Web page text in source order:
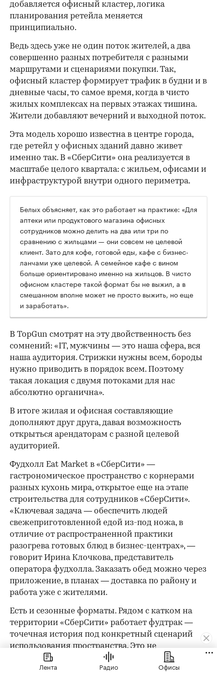
добавляется офисный кластер, логика
планирования ретейла меняется
принципиально.
Ведь здесь уже не один поток жителей, а два
совершенно разных потребителя с разными
маршрутами и сценариями покупки. Так,
офисный кластер формирует трафик в будни и в
дневные часы, то самое время, когда в чисто
жилых комплексах на первых этажах тишина.
Жители добавляют вечерний и выходной поток.
Эта модель хорошо известна в центре города,
где ретейл у офисных зданий давно живет
именно так. В «СберСити» она реализуется в
масштабе целого квартала: с жильем, офисами и
инфраструктурой внутри одного периметра.
Белых объясняет, как это работает на практике: «Для
аптеки или продуктового магазина офисных
сотрудников можно делить на два или три по
сравнению с жильцами — они совсем не целевой
клиент. Зато для кофе, готовой еды, кафе с бизнес-
ланчами уже целевой. А семейное кафе с вином
больше ориентировано именно на жильцов. В чисто
офисном кластере такой формат бы не выжил, а в
смешанном вполне может не просто выжить, но еще
и заработать».
В TopGun смотрят на эту двойственность без
сомнений: «IT, мужчины — это наша сфера, вся
наша аудитория. Стрижки нужны всем, бороды
нужно приводить в порядок всем. Поэтому
такая локация с двумя потоками для нас
абсолютно органична».
В итоге жилая и офисная составляющие
дополняют друг друга, давая возможность
открыться арендаторам с разной целевой
аудиторией.
Фудхолл Eat Market в «СберСити» —
гастрономическое пространство с корнерами
разных кухонь мира, открытое еще на этапе
строительства для сотрудников «СберСити».
«Ключевая задача — обеспечить людей
свежеприготовленной едой из-под ножа, в
отличие от распространенной практики
разогрева готовых блюд в бизнес-центрах», —
говорит Ирина Клочкова, представитель
оператора фудхолла. Заказать обед можно через
приложение, в планах — доставка по району и
работа уже с жителями.
Есть и сезонные форматы. Рядом с катком на
территории «СберСити» работает фудтрак —
точечная история под конкретный сценарий
использования пространства. Это не
постоянный арендатор, но наглядная
демонстрация того, как среда может работать в
Лента Радио Офисы